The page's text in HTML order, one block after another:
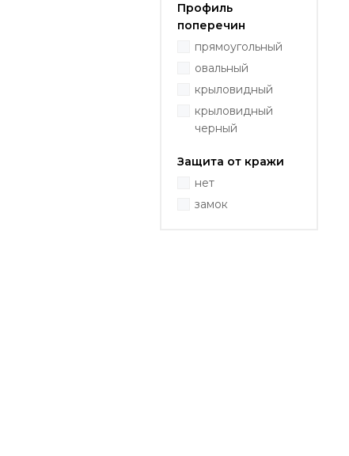
Профиль
поперечин
прямоугольный
овальный
крыловидный
крыловидный
черный
Защита от кражи
нет
замок